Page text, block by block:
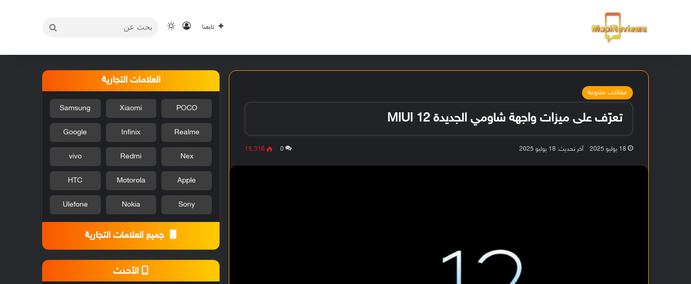
تابعنا تسجيل الدخول
الوضع المظلم
مقالات متنوعة
تعرّف على ميزات واجهة شاومي الجديدة MIUI 12
18 يوليو 2025 آخر تحديث: 18 يوليو 2025 0 15٬316
العلامات التجارية
POCO
Xiaomi
Samsung
Realme
Infinix
Google
Nex
Redmi
vivo
Apple
Motorola
HTC
Sony
Nokia
Ulefone
جميع العلامات التجارية
الأحدث